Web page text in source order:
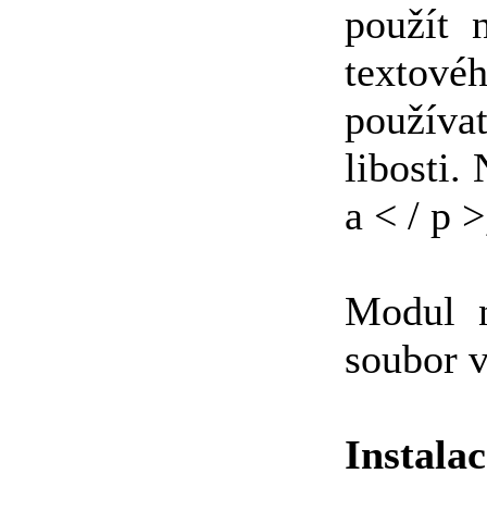
použít
libosti.
a < / p
Modul
soubor